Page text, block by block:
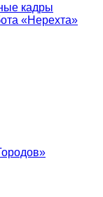
кадры
«Нерехта»